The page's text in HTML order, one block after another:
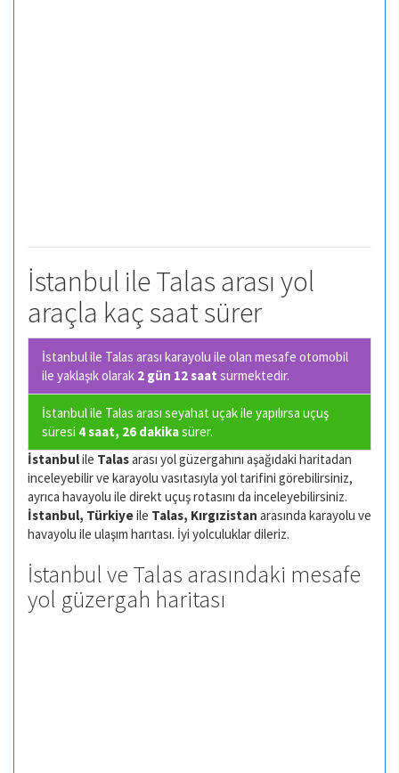
İstanbul ile Talas arası yol
araçla kaç saat sürer
İstanbul ile Talas arası karayolu ile olan mesafe otomobil
ile yaklaşık olarak 2 gün 12 saat sürmektedir.
İstanbul ile Talas arası seyahat uçak ile yapılırsa uçuş
süresi 4 saat, 26 dakikasürer.
İstanbulile Talasarası yol güzergahını aşağıdaki haritadan
inceleyebilir ve karayolu vasıtasıyla yol tarifini görebilirsiniz,
ayrıca havayolu ile direkt uçuş rotasını da inceleyebilirsiniz.
İstanbul, Türkiyeile Talas, Kırgızistan arasında karayolu ve
havayolu ile ulaşım harıtası. İyi yolculuklar dileriz.
İstanbul ve Talas arasındaki mesafe
yol güzergah haritası